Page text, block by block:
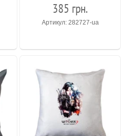
385 грн.
Артикул: 282727-ua